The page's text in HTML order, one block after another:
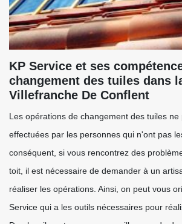
KP Service et ses
changement des tuiles dans
Villefranche De Conflent
Les opérations de changement des tuiles
effectuées par les personnes qui n'ont pas
conséquent, si vous rencontrez des
toit, il est nécessaire de demander à un
réaliser les opérations. Ainsi, on peut vous
Service qui a les outils nécessaires pour